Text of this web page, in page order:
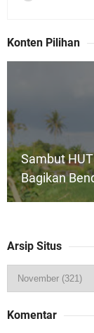
Konten Pilihan
Sambut
Bagikan
Hadapi
Arsip Situs
Komentar